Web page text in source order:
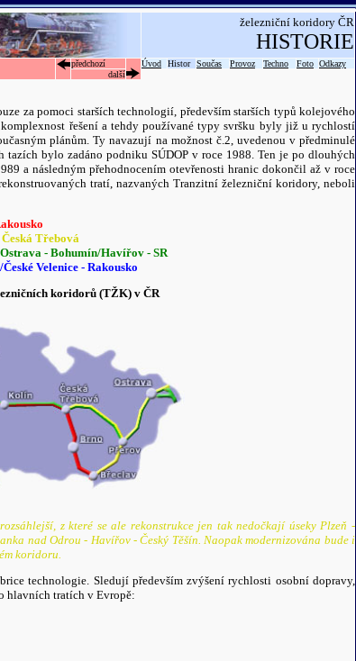
železniční koridory ČR
HISTORIE
předchozí Úvod Histor Součas Provoz Techno Foto Odkazy
další
za pomoci starších technologií, především starších typů kolejového
řešení a tehdy používané typy svršku byly již u rychlostí
plánům. Ty navazují na možnost č.2, uvedenou v předminulé
bylo zadáno podniku SÚDOP v roce 1988. Ten je po dlouhých
a následným přehodnocením otevřenosti hranic dokončil až v roce
tratí, nazvaných Tranzitní železniční koridory, neboli
Třebová
- Bohumín/Havířov - SR
Velenice - Rakousko
koridorů (TŽK) v ČR
z které se ale rekonstrukce jen tak nedočkají úseky Plzeň -
nad Odrou - Havířov - Český Těšín. Naopak modernizována bude i
koridoru.
technologie. Sledují především zvýšení rychlosti osobní dopravy,
hlavních tratích v Evropě: